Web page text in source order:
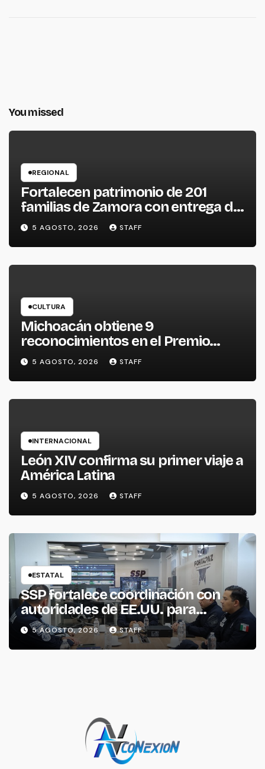
You missed
REGIONAL
Fortalecen patrimonio de 201
familias de Zamora con entrega de
escrituras
5 AGOSTO, 2026 STAFF
CULTURA
Michoacán obtiene 9
reconocimientos en el Premio
Nacional de la Cerámica
5 AGOSTO, 2026 STAFF
INTERNACIONAL
León XIV confirma su primer viaje a
América Latina
5 AGOSTO, 2026 STAFF
ESTATAL
SSP fortalece coordinación con
autoridades de EE.UU. para
reforzar seguridad en la región
aguacatera
5 AGOSTO, 2026 STAFF